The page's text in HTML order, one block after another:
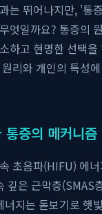
는 뛰어나지만, '통
엇일까요? 통증의
하고 현명한 선택
리와 개인의 특성
통증의 메커니즘
초음파(HIFU) 에
깊은 근막층(SMAS
너지는 돋보기로 햇